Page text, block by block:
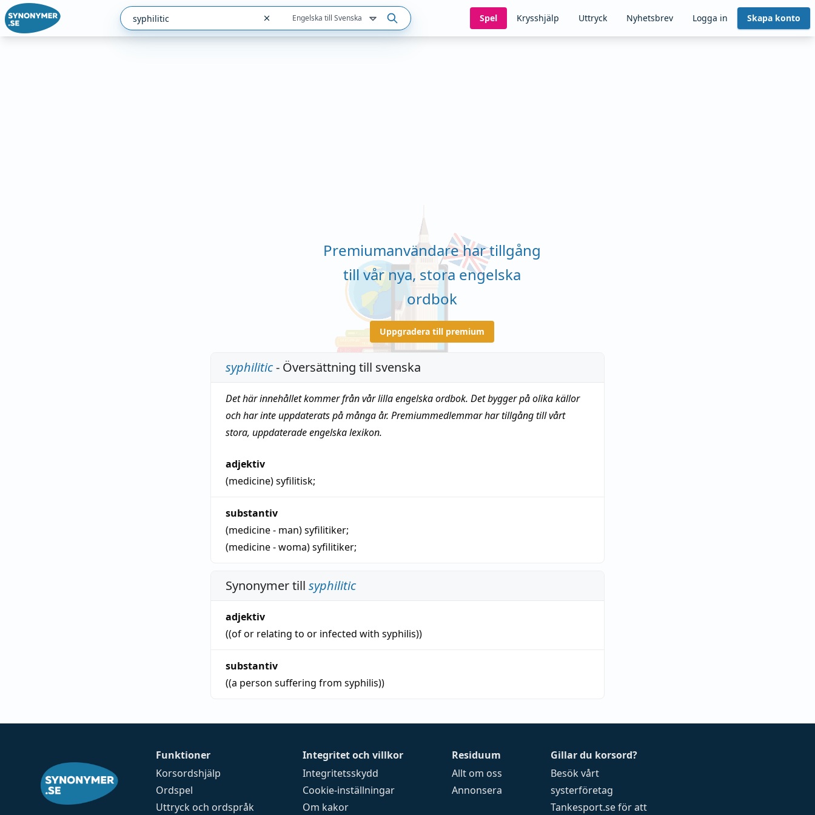
Engelska till Svenska Spel Krysshjälp Uttryck Nyhetsbrev Logga in Skapa konto
Premiumanvändare har tillgång
till vår nya, stora engelska
ordbok
Uppgradera till premium
syphilitic- Översättning till svenska
Det här innehållet kommer från vår lilla engelska ordbok. Det bygger på olika källor
och har inte uppdaterats på många år. Premiummedlemmar har tillgång till vårt
stora, uppdaterade engelska lexikon.
adjektiv
(medicine)syfilitisk;
substantiv
(medicine - man)syfilitiker;
(medicine - woma)syfilitiker;
Synonymer till syphilitic
adjektiv
((of or relating to or infected with syphilis))
substantiv
((a person suffering from syphilis))
Funktioner
Korsordshjälp
Ordspel
Uttryck och ordspråk
Integritet och villkor
Integritetsskydd
Cookie-inställningar
Om kakor
Residuum
Allt om oss
Annonsera
Gillar du korsord?
Besök vårt
systerföretag
Tankesport.seför att